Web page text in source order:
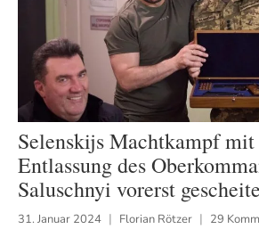
Selenskijs Machtkampf
Entlassung des
Saluschnyi vorerst
31. Januar 2024 Florian Rötzer 29